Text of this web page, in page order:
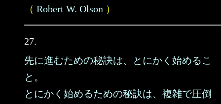
（ Robert W. Olson ）
27.
先に進むための秘訣は、とにかく始めるこ
と。
とにかく始めるための秘訣は、複雑で圧倒